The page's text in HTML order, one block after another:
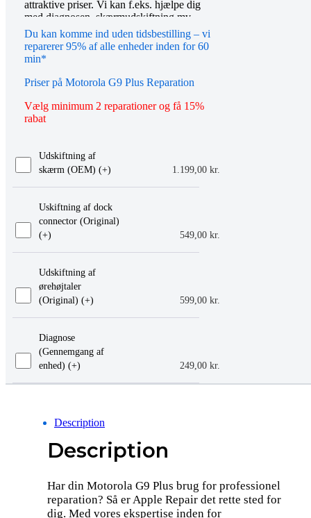
attraktive priser. Vi kan f.eks. hjælpe dig
med diagnosen, skærmudskiftning mv.
Bestil tid online eller mød op i vores butik,
så hjælper vi dig gerne videre. Du er også
altid velkommen til at kontakte os på
Du kan komme ind uden tidsbestilling – vi
reparerer 95% af alle enheder inden for 60
min*
Priser på Motorola G9 Plus Reparation
Vælg minimum 2 reparationer og få 15%
rabat
Udskiftning af
skærm (OEM) (+
1.199,00 kr.
)
Uskiftning af dock
connector (Original)
(+
549,00 kr.
)
Udskiftning af
ørehøjtaler
(Original) (+
599,00 kr.
)
Diagnose
(Gennemgang af
enhed) (+
249,00 kr.
)
Description
Description
Har din Motorola G9 Plus brug for professionel
reparation? Så er Apple Repair det rette sted for
dig. Med vores ekspertise inden for